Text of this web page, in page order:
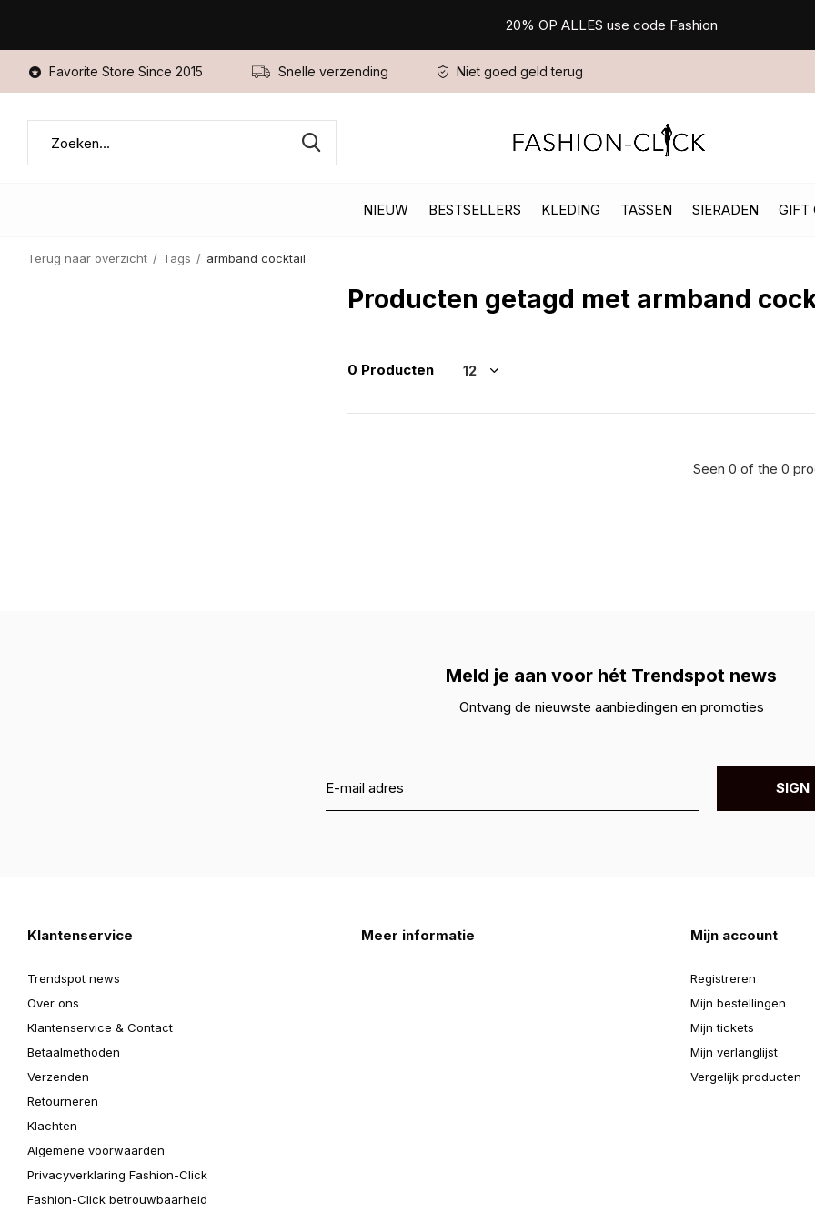
NIEUW BESTSELLERS KLEDING TASSEN SIERADEN GIFT
Favorite Store Since 2015 Snelle verzending Niet goed geld terug
20% OP ALLES use code Fashion
Terug naar overzicht Tags armband cocktail
Producten getagd met armband
0 Producten
Seen 0 of the 0
Meld je aan voor hét Trendspot news
Ontvang de nieuwste aanbiedingen en promoties
SIGN
Klantenservice
Trendspot news
Over ons
Klantenservice & Contact
Betaalmethoden
Verzenden
Retourneren
Klachten
Algemene voorwaarden
Privacyverklaring Fashion-Click
Fashion-Click betrouwbaarheid
Meer informatie Mijn account
Registreren
Mijn bestellingen
Mijn tickets
Mijn verlanglijst
Vergelijk producten